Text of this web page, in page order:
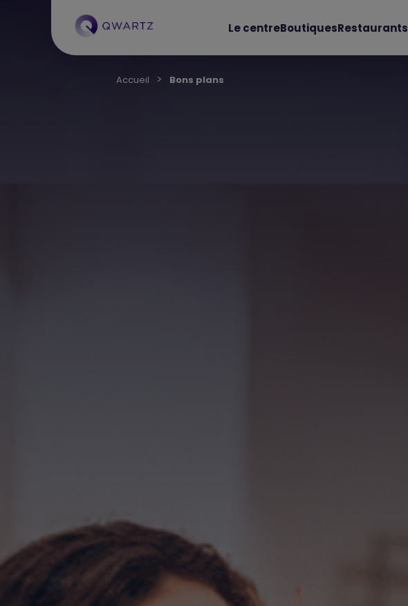
Le centreBoutiquesRestaurants
Accueil Bons plans